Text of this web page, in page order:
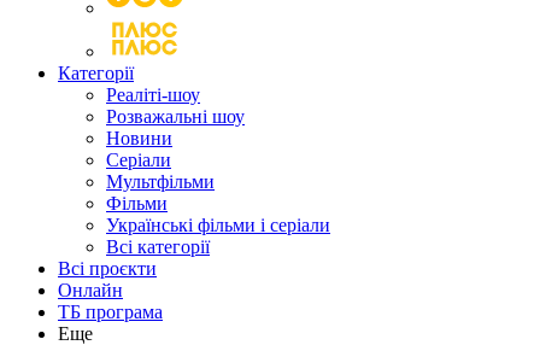
Категорії
Реаліті-шоу
Розважальні шоу
Новини
Серіали
Мультфільми
Фільми
Українські фільми і серіали
Всі категорії
Всі проєкти
Онлайн
ТБ програма
Еще